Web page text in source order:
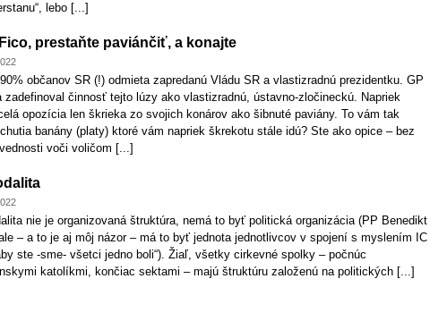
lebo [...]
prestaňte paviánčiť, a konajte
občanov SR (!) odmieta zapredanú Vládu SR a vlastizradnú prezidentku. GP
zadefinoval činnosť tejto lúzy ako vlastizradnú, ústavno-zločineckú. Napriek
opozícia len škrieka zo svojich konárov ako šibnuté paviány. To vám tak
banány (platy) ktoré vám napriek škrekotu stále idú? Ste ako opice – bez
voči voličom [...]
nie je organizovaná štruktúra, nemá to byť politická organizácia (PP Benedikt
– a to je aj môj názor – má to byť jednota jednotlivcov v spojení s myslením IC
ste -sme- všetci jedno boli“). Žiaľ, všetky cirkevné spolky – počnúc
katolíkmi, končiac sektami – majú štruktúru založenú na politických [...]